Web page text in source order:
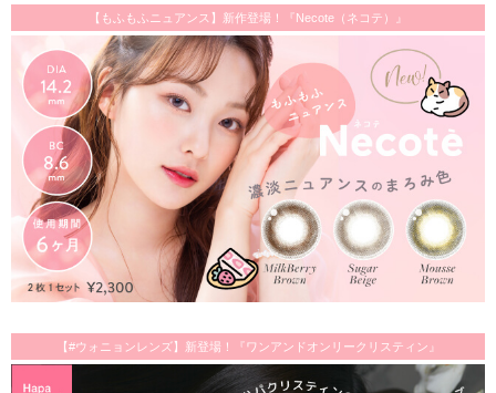
【もふもふニュアンス】新作登場！『Necote（ネコテ）』
【#ウォニョンレンズ】新登場！『ワンアンドオンリークリスティン』